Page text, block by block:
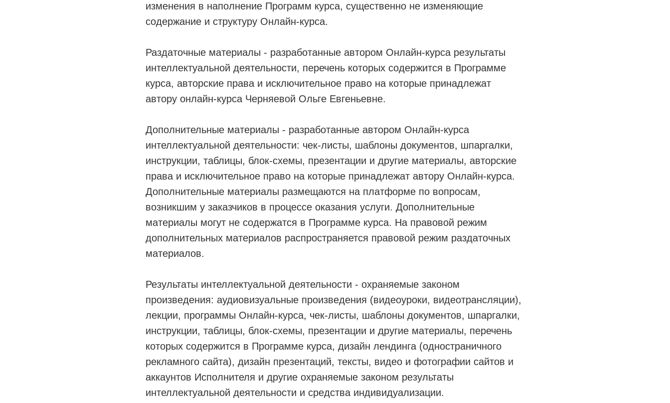
изменения в наполнение Программ курса, существенно не изменяющие
содержание и структуру Онлайн-курса.
Раздаточные материалы - разработанные автором Онлайн-курса результаты
интеллектуальной деятельности, перечень которых содержится в Программе
курса, авторские права и исключительное право на которые принадлежат
автору онлайн-курса Черняевой Ольге Евгеньевне.
Дополнительные материалы - разработанные автором Онлайн-курса
интеллектуальной деятельности: чек-листы, шаблоны документов, шпаргалки,
инструкции, таблицы, блок-схемы, презентации и другие материалы, авторские
права и исключительное право на которые принадлежат автору Онлайн-курса.
Дополнительные материалы размещаются на платформе по вопросам,
возникшим у заказчиков в процессе оказания услуги. Дополнительные
материалы могут не содержатся в Программе курса. На правовой режим
дополнительных материалов распространяется правовой режим раздаточных
материалов.
Результаты интеллектуальной деятельности - охраняемые законом
произведения: аудиовизуальные произведения (видеоуроки, видеотрансляции),
лекции, программы Онлайн-курса, чек-листы, шаблоны документов, шпаргалки,
инструкции, таблицы, блок-схемы, презентации и другие материалы, перечень
которых содержится в Программе курса, дизайн лендинга (одностраничного
рекламного сайта), дизайн презентаций, тексты, видео и фотографии сайтов и
аккаунтов Исполнителя и другие охраняемые законом результаты
интеллектуальной деятельности и средства индивидуализации.